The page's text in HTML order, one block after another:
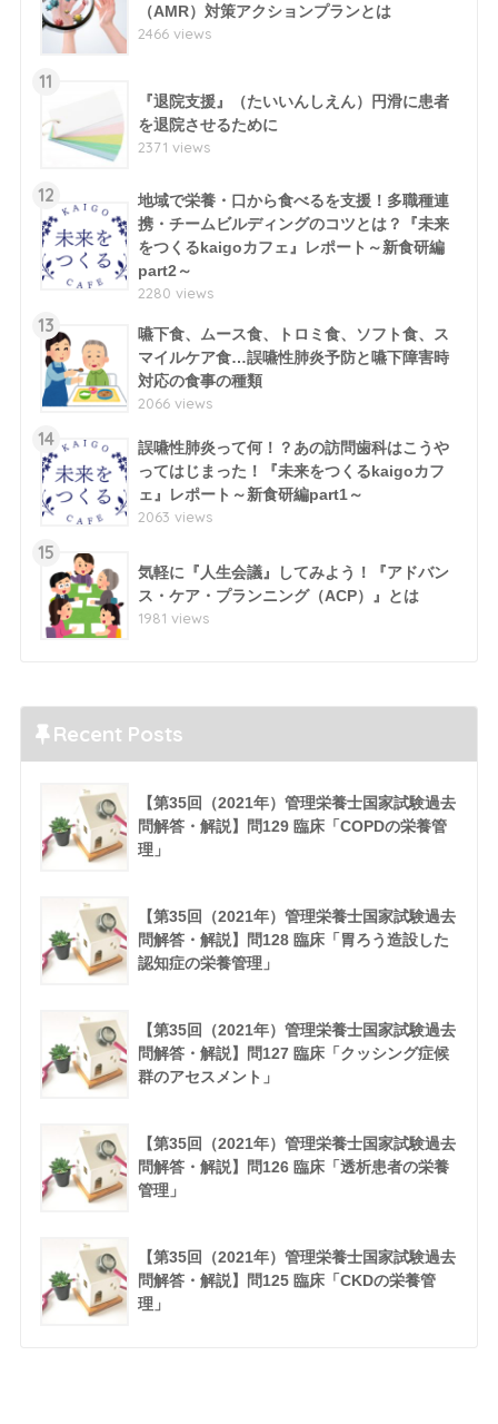
（AMR）対策アクションプランとは
2466 views
11
『退院支援』（たいいんしえん）円滑に患者
を退院させるために
2371 views
12
地域で栄養・口から食べるを支援！多職種連
携・チームビルディングのコツとは？『未来
をつくるkaigoカフェ』レポート～新食研編
part2～
2280 views
13
嚥下食、ムース食、トロミ食、ソフト食、ス
マイルケア食…誤嚥性肺炎予防と嚥下障害時
対応の食事の種類
2066 views
14
誤嚥性肺炎って何！？あの訪問歯科はこうや
ってはじまった！『未来をつくるkaigoカフ
ェ』レポート～新食研編part1～
2063 views
15
気軽に『人生会議』してみよう！『アドバン
ス・ケア・プランニング（ACP）』とは
1981 views
Recent Posts
【第35回（2021年）管理栄養士国家試験過去
問解答・解説】問129 臨床「COPDの栄養管
理」
【第35回（2021年）管理栄養士国家試験過去
問解答・解説】問128 臨床「胃ろう造設した
認知症の栄養管理」
【第35回（2021年）管理栄養士国家試験過去
問解答・解説】問127 臨床「クッシング症候
群のアセスメント」
【第35回（2021年）管理栄養士国家試験過去
問解答・解説】問126 臨床「透析患者の栄養
管理」
【第35回（2021年）管理栄養士国家試験過去
問解答・解説】問125 臨床「CKDの栄養管
理」